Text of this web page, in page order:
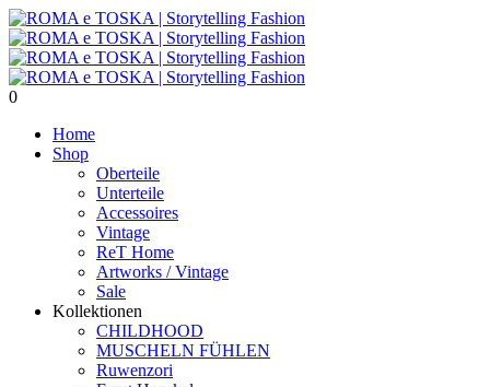
0
Home
Shop
Oberteile
Unterteile
Accessoires
Vintage
ReT Home
Artworks / Vintage
Sale
Kollektionen
CHILDHOOD
MUSCHELN FÜHLEN
Ruwenzori